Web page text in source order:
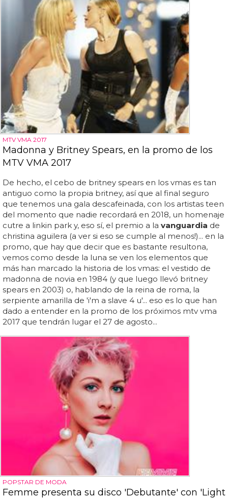
MTV VMA 2017
Madonna y Britney Spears, en la promo de los
MTV VMA 2017
De hecho, el cebo de britney spears en los vmas es tan
antiguo como la propia britney, así que al final seguro
que tenemos una gala descafeinada, con los artistas teen
del momento que nadie recordará en 2018, un homenaje
cutre a linkin park y, eso sí, el premio a la vanguardia de
christina aguilera (a ver si eso se cumple al menos!)... en la
promo, que hay que decir que es bastante resultona,
vemos como desde la luna se ven los elementos que
más han marcado la historia de los vmas: el vestido de
madonna de novia en 1984 (y que luego llevó britney
spears en 2003) o, hablando de la reina de roma, la
serpiente amarilla de 'i'm a slave 4 u'... eso es lo que han
dado a entender en la promo de los próximos mtv vma
2017 que tendrán lugar el 27 de agosto...
POPSTAR DE MODA
Femme presenta su disco 'Debutante' con 'Light